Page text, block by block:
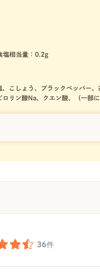
塩相当量：0.2g
こしょう、ブラックペッパー
リン酸Na、クエン酸、（一部
36件